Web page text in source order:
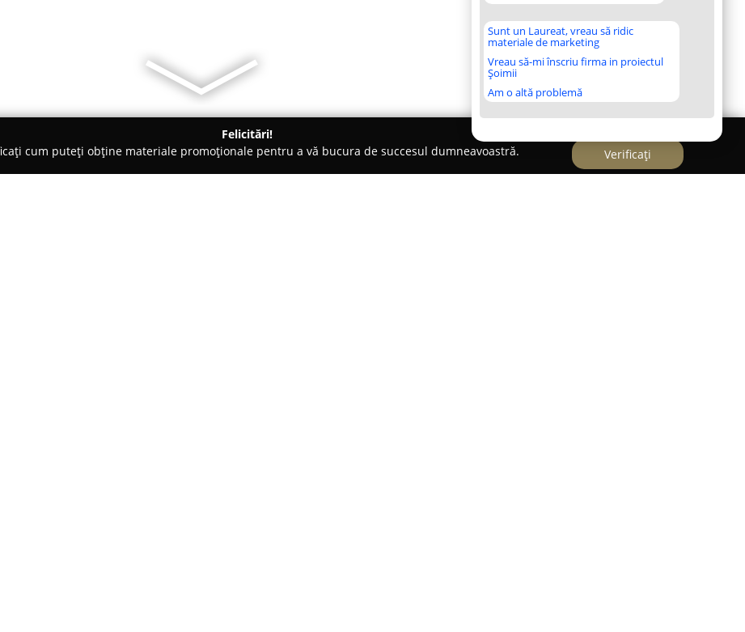
Sunt un Laureat, vreau să ridic
materiale de marketing
Vreau să-mi înscriu firma in proiectul
Șoimii
Am o altă problemă
Felicitări!
cum puteți obține materiale promoționale pentru a vă bucura de succesul dumneavoastră.
Verificați